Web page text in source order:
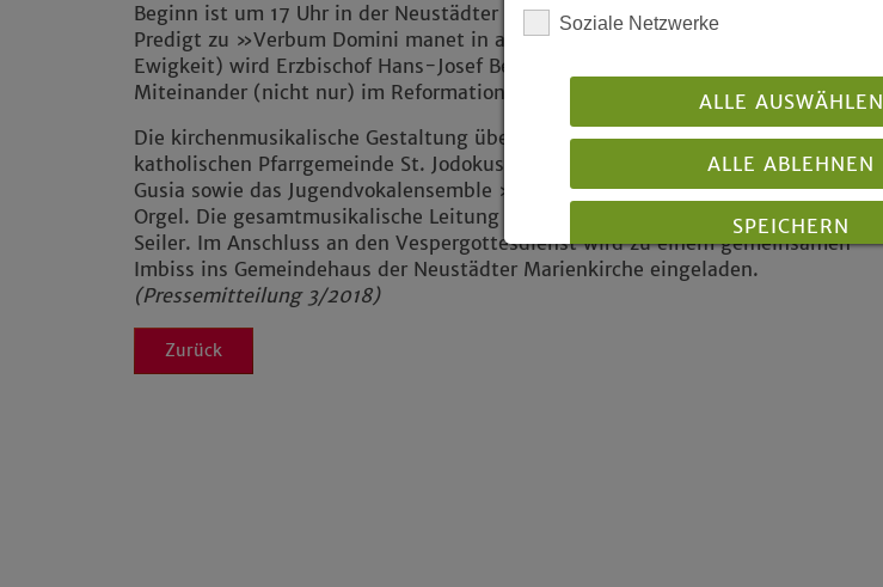
Beginn ist um 17 Uhr in der Neustädter Marienkirche (Papenmarkt 10a). In seiner
Predigt zu »Verbum Domini manet in aeternum« (Das Wort Gottes bleibt in
Ewigkeit) wird Erzbischof Hans-Josef Becker auch an das gute ökumenische
Miteinander (nicht nur) im Reformationsjahr 2017 erinnern.
Die kirchenmusikalische Gestaltung übernehmen die Choralschola der
katholischen Pfarrgemeinde St. Jodokus unter der Leitung von Kantor Georg
Gusia sowie das Jugendvokalensemble »VokalTotal« mit Bernd Wilden an der
Orgel. Die gesamtmusikalische Leitung hat Kirchenmusikdirektorin Ruth M.
Seiler. Im Anschluss an den Vespergottesdienst wird zu einem gemeinsamen
Imbiss ins Gemeindehaus der Neustädter Marienkirche eingeladen.
(Pressemitteilung 3/2018)
Zurück
Soziale Netzwerke
ALLE AUSWÄHLEN
ALLE ABLEHNEN
SPEICHERN